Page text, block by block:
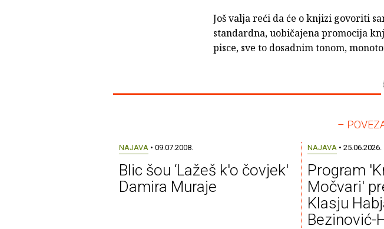
Još valja reći da će o knjizi govoriti
standardna, uobičajena promocija
pisce, sve to dosadnim tonom,
–
NAJAVA • 09.07.2008.
Blic šou ‘Lažeš k'o čovjek'
Damira Muraje
NAJAVA • 25.06.2026.
Program
Močvari'
Klasju
Bezinović-